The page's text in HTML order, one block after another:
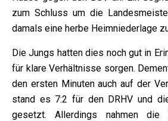
zum Schluss um die
damals eine herbe Heimniederlage
Die Jungs hatten dies noch gut in
für klare Verhältnisse sorgen.
den ersten Minuten auch auf der
stand es 7:2 für den DRHV und
gesetzt. Allerdings nahmen die